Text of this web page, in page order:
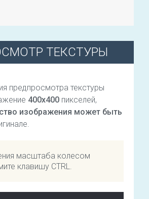
ТЕКСТУРЫ
предпросмотра текстуры
400х400 пикселей,
изображения может быть
масштаба колесом
клавишу CTRL.